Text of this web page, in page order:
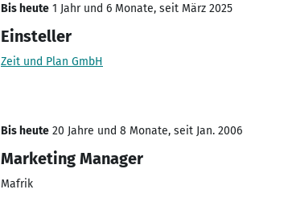
Bis heute 1 Jahr und 6 Monate, seit März 2025
Einsteller
Zeit und Plan GmbH
Bis heute 20 Jahre und 8 Monate, seit Jan. 2006
Marketing Manager
Mafrik